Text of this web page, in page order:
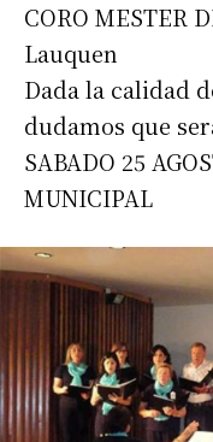
CORO MESTER
Lauquen
Dada la calidad
dudamos que
SABADO 25
MUNICIPAL